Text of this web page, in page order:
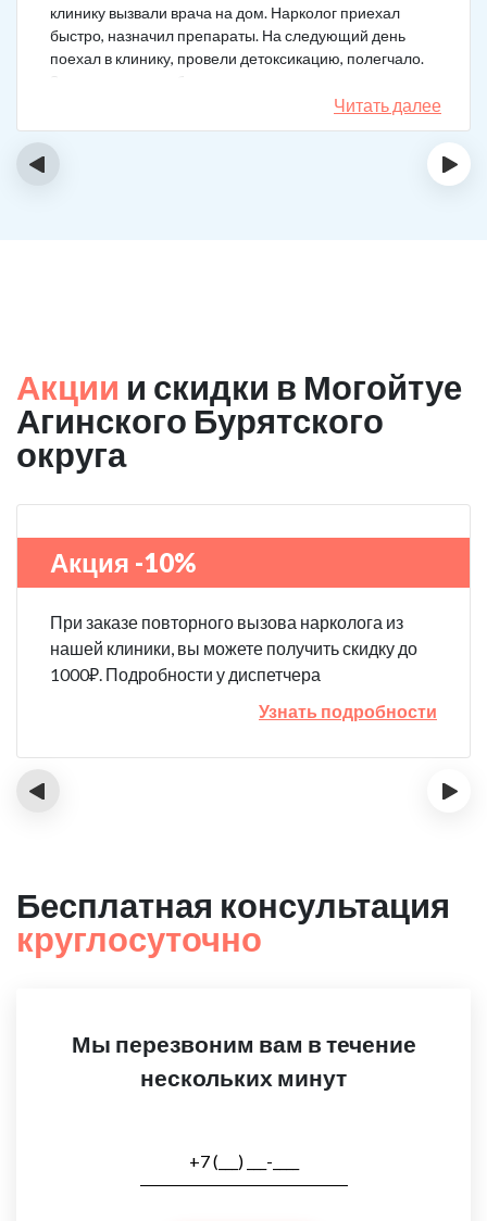
клинику вызвали врача на дом. Нарколог приехал
быстро, назначил препараты. На следующий день
поехал в клинику, провели детоксикацию, полегчало.
Записался на реабилитацию, прошел и теперь думаю,
что в рот водку больше не возьму. Так намучался и
испугался.
Читать далее
‹ ›
Акции и скидки в Могойтуе
Агинского Бурятского
округа
Акция -10%
При заказе повторного вызова нарколога из
нашей клиники, вы можете получить скидку до
1000₽. Подробности у диспетчера
Узнать подробности
‹ ›
Бесплатная консультация
круглосуточно
Мы перезвоним вам в течение
нескольких минут